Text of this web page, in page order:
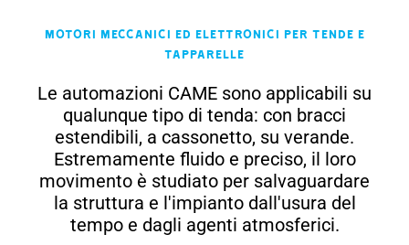
Motori meccanici ed elettronici per tende e
tapparelle
Le automazioni CAME sono applicabili su
qualunque tipo di tenda: con bracci
estendibili, a cassonetto, su verande.
Estremamente fluido e preciso, il loro
movimento è studiato per salvaguardare
la struttura e l'impianto dall'usura del
tempo e dagli agenti atmosferici.